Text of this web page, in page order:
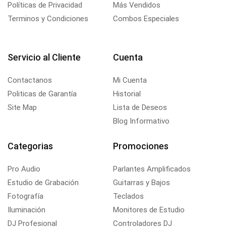
Políticas de Privacidad
Terminos y Condiciones
Más Vendidos
Combos Especiales
Servicio al Cliente
Contactanos
Politicas de Garantía
Site Map
Cuenta
Mi Cuenta
Historial
Lista de Deseos
Blog Informativo
Categorias
Pro Audio
Estudio de Grabación
Fotografía
Iluminación
DJ Profesional
Promociones
Parlantes Amplificados
Guitarras y Bajos
Teclados
Monitores de Estudio
Controladores DJ